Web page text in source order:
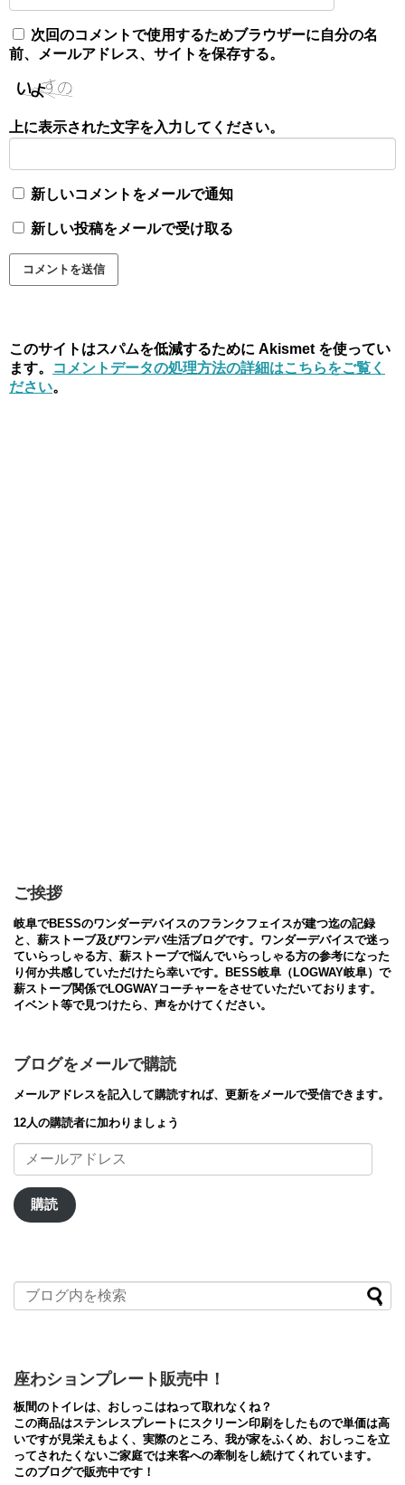
次回のコメントで使用するためブラウザーに自分の名
前、メールアドレス、サイトを保存する。
上に表示された文字を入力してください。
新しいコメントをメールで通知
新しい投稿をメールで受け取る
このサイトはスパムを低減するために Akismet を使ってい
ます。
コメントデータの処理方法の詳細はこちらをご覧く
ださい。
ご挨拶
岐阜でBESSのワンダーデバイスのフランクフェイスが建つ迄の記録
と、薪ストーブ及びワンデバ生活ブログです。ワンダーデバイスで迷っ
ていらっしゃる方、薪ストーブで悩んでいらっしゃる方の参考になった
り何か共感していただけたら幸いです。BESS岐阜（LOGWAY岐阜）で
薪ストーブ関係でLOGWAYコーチャーをさせていただいております。
イベント等で見つけたら、声をかけてください。
ブログをメールで購読
メールアドレスを記入して購読すれば、更新をメールで受信できます。
12人の購読者に加わりましょう
メ
ア
ド
購読
座わションプレート販売中！
板間のトイレは、おしっこはねって取れなくね？
この商品はステンレスプレートにスクリーン印刷をしたもので単価は高
いですが見栄えもよく、実際のところ、我が家をふくめ、おしっこを立
ってされたくないご家庭では来客への牽制をし続けてくれています。
このブログで販売中です！